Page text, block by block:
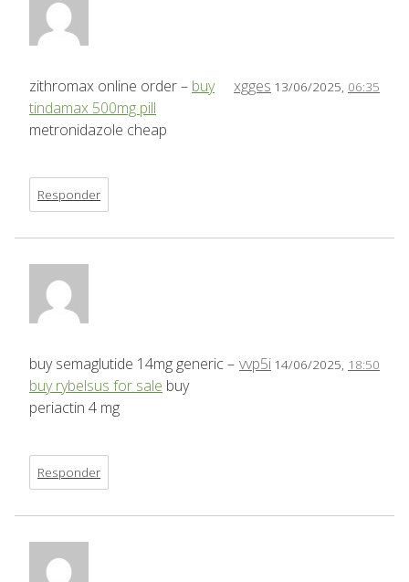
xgges 13/06/2025, 06:35
zithromax online order – buy
tindamax 500mg pill
metronidazole cheap
Responder
vvp5i 14/06/2025, 18:50
buy semaglutide 14mg generic –
buy rybelsus for sale buy
periactin 4 mg
Responder